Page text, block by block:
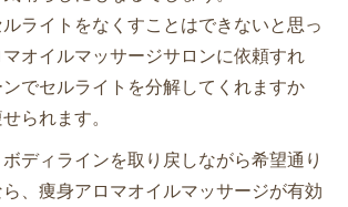
ライトをなくすことはできないと思っ
オイルマッサージサロンに依頼すれ
でセルライトを分解してくれますか
られます。
ディラインを取り戻しながら希望通り
、痩身アロマオイルマッサージが有効